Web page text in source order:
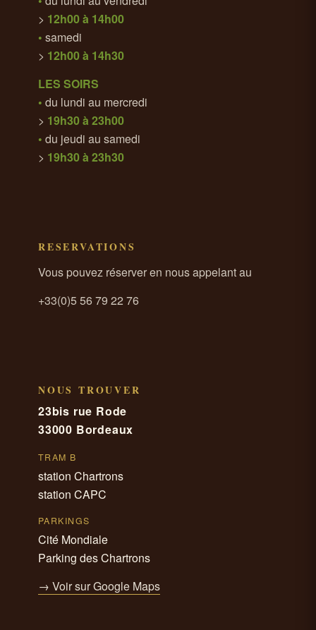
> 12h00 à 14h00
• samedi
> 12h00 à 14h30
LES SOIRS
• du lundi au mercredi
> 19h30 à 23h00
• du jeudi au samedi
> 19h30 à 23h30
RESERVATIONS
Vous pouvez réserver en nous appelant au
+33(0)5 56 79 22 76
NOUS TROUVER
23bis rue Rode
33000 Bordeaux
TRAM B
station Chartrons
station CAPC
PARKINGS
Cité Mondiale
Parking des Chartrons
→ Voir sur Google Maps